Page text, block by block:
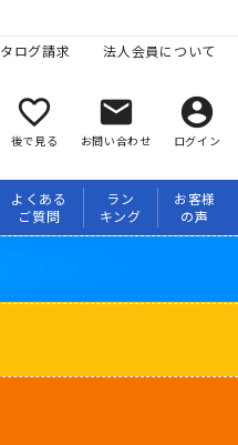
ログ請求 法人会員について
favorite_border
後で見る
mail
お問い合わせ
account_circle
ログイン
よくある
ご質問
ラン
キング
お客様
の声